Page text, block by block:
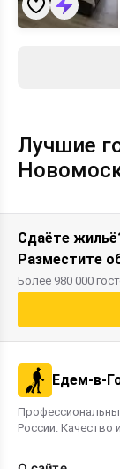
Лучшие
Сдаёте
Разместите
Более 980 000
Едем-в-
России. Качество